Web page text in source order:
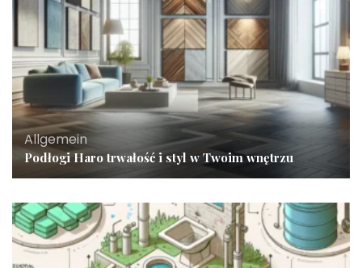
Allgemein
Podłogi Haro trwałość i styl w Twoim wnętrzu